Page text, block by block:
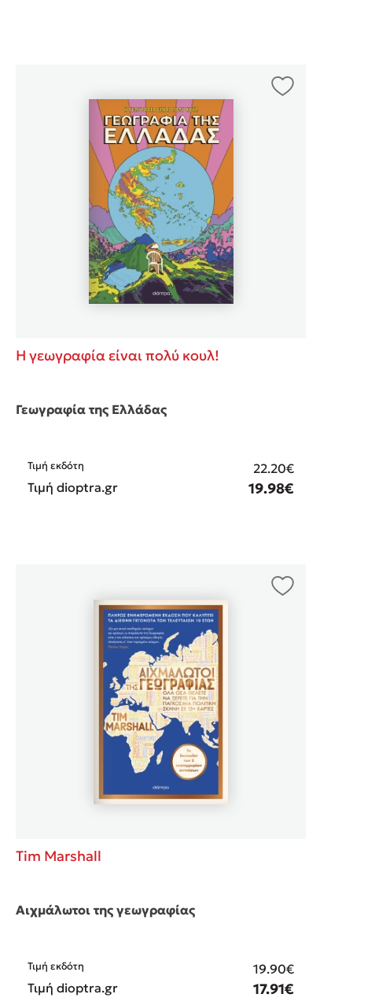
Η γεωγραφία είναι πολύ κουλ!
Γεωγραφία της Ελλάδας
Τιμή εκδότη
22.20€
Τιμή dioptra.gr
19.98€
Tim Marshall
Αιχμάλωτοι της γεωγραφίας
Τιμή εκδότη
19.90€
Τιμή dioptra.gr
17.91€